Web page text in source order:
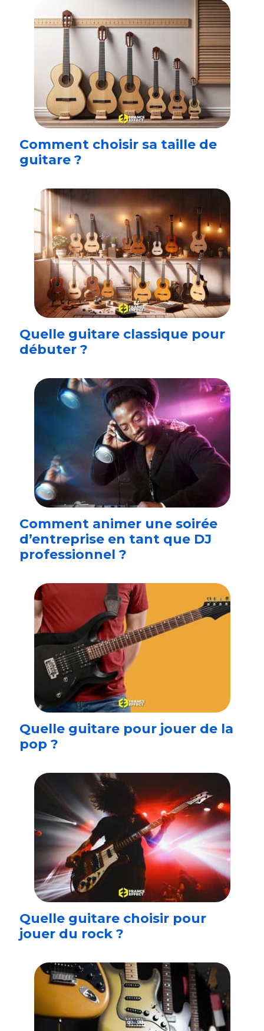
Comment choisir sa taille de
guitare ?
Quelle guitare classique pour
débuter ?
Comment animer une soirée
d’entreprise en tant que DJ
professionnel ?
Quelle guitare pour jouer de la
pop ?
Quelle guitare choisir pour
jouer du rock ?